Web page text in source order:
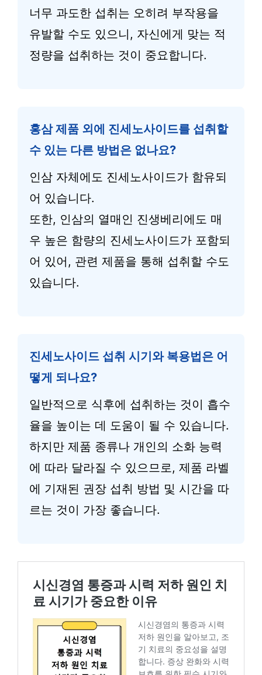
너무 과도한 섭취는 오히려 부작용을
유발할 수도 있으니, 자신에게 맞는 적
정량을 섭취하는 것이 중요합니다.
홍삼 제품 외에 진세노사이드를 섭취할
수 있는 다른 방법은 없나요?
인삼 자체에도 진세노사이드가 함유되
어 있습니다.
또한, 인삼의 열매인 진생베리에도 매
우 높은 함량의 진세노사이드가 포함되
어 있어, 관련 제품을 통해 섭취할 수도
있습니다.
진세노사이드 섭취 시기와 복용법은 어
떻게 되나요?
일반적으로 식후에 섭취하는 것이 흡수
율을 높이는 데 도움이 될 수 있습니다.
하지만 제품 종류나 개인의 소화 능력
에 따라 달라질 수 있으므로, 제품 라벨
에 기재된 권장 섭취 방법 및 시간을 따
르는 것이 가장 좋습니다.